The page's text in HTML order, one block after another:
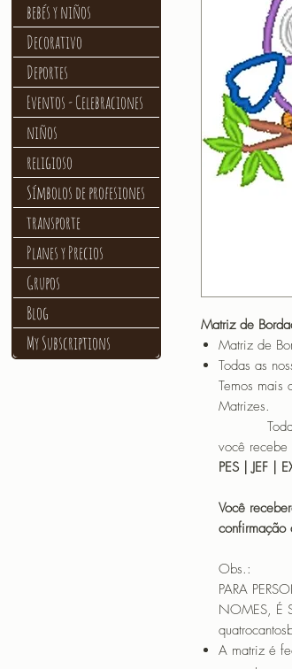
Matriz de
Matriz de
Todas as
Temos mais
Matrizes.
Todas as
você recebe
PES | JEF |
Você
confirmação
Obs.:
PARA
NOMES, É
A matriz é
bebés y niños
Decorativo
Deportes
Eventos - Celebraciones
niños
religioso
Símbolos de profesiones
transporte
Planes y Precios
Grupos
Blog
My Subscriptions